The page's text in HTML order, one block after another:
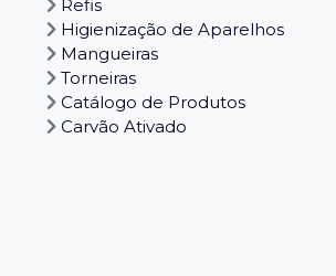
Refis
Higienização de Aparelhos
Mangueiras
Torneiras
Catálogo de Produtos
Carvão Ativado